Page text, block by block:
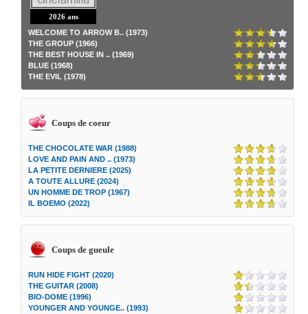
2026 ans
WELCOME TO ARROW B.. (1973)
THE GROUP (1966)
THE BEST HOUSE IN .. (1969)
BLUE (1968)
THE EVIL (1978)
Coups de coeur
THE CHOCOLATE WAR (1988)
LOVE AND PAIN AND .. (1973)
LA PETITE DERNIERE (2025)
A TOUTE ALLURE (2024)
UN HOMME DE TROP (1967)
IL BOEMO (2022)
Coups de gueule
RUN HIDE FIGHT (2020)
THE GUITAR (2008)
BIO-DOME (1996)
YOUNGER AND YOUNGE.. (1993)